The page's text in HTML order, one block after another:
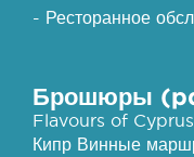
- Ресторанное
Брошюры
Flavours of
Кипр Винные